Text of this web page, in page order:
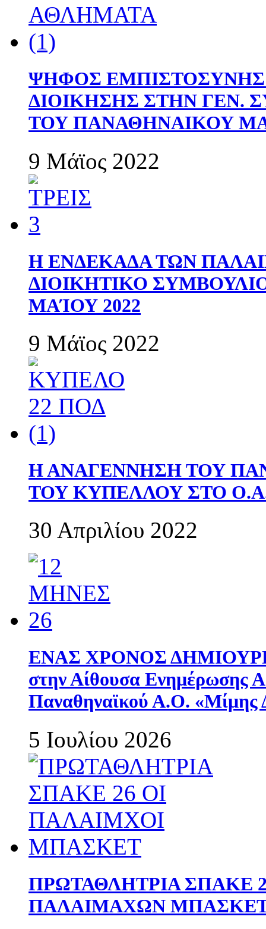
ΨΗΦΟΣ
ΔΙΟΙΚΗΣΗΣ ΣΤΗΝ ΓΕΝ.
ΤΟΥ ΠΑΝΑΘΗΝΑΙΚΟΥ
9 Μάϊος 2022
Η ΕΝΔΕΚΑΔΑ ΤΩΝ
ΔΙΟΙΚΗΤΙΚΟ
ΜΑΊΟΥ 2022
9 Μάϊος 2022
Η ΑΝΑΓΕΝΝΗΣΗ ΤΟΥ
ΤΟΥ ΚΥΠΕΛΛΟΥ ΣΤΟ
30 Απριλίου 2022
ΕΝΑΣ ΧΡΟΝΟΣ
στην Αίθουσα Ενημέρωσης
Παναθηναϊκού Α.Ο. «Μίμης
5 Ιουλίου 2026
ΠΡΩΤΑΘΛΗΤΡΙΑ ΣΠΑΚΕ
ΠΑΛΑΙΜΑΧΩΝ